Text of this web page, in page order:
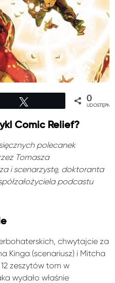
0
Comic Relief?
polecanek
Tomasza
i scenarzystę, doktoranta
podcastu
chwytajcie za
Kinga (scenariusz) i Mitcha
zeszytów tom w
wydało właśnie